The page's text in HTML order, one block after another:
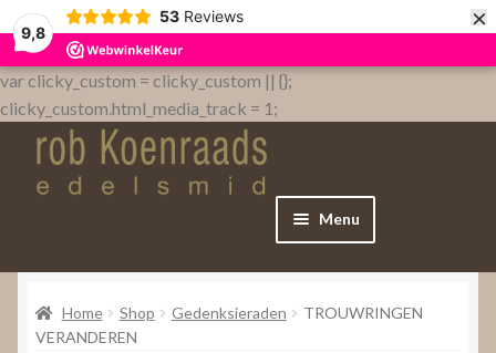
9,8
53 Reviews ×
var clicky_custom = clicky_custom || {};
clicky_custom.html_media_track = 1;
Menu
Home
WebShop
Home Shop Gedenksieraden
TROUWRINGEN
VERANDEREN